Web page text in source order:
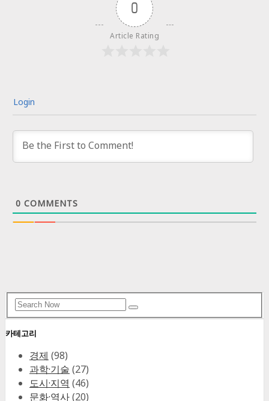
0
Article Rating
Login
0 COMMENTS
Search
for:
Search
카테고리
경제 (98)
과학·기술 (27)
도시·지역 (46)
문화·역사(20)